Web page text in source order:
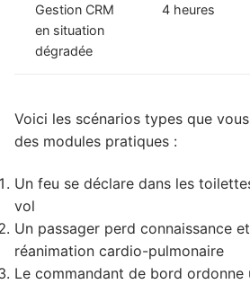
Gestion CRM
en situation
dégradée
4 heures
Voici les scénarios types que
des modules pratiques :
Un feu se déclare dans les
vol
Un passager perd connaissance
réanimation cardio-pulmonaire
Le commandant de bord ordonne